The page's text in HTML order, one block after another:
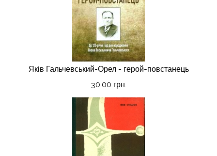
Яків Гальчевський-Орел - герой-повстанець
30.00 грн.